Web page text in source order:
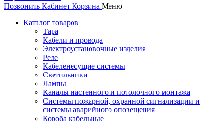
Позвонить Кабинет Корзина Меню
Каталог товаров
Тара
Кабели и провода
Электроустановочные изделия
Реле
Кабеленесущие системы
Светильники
Лампы
Каналы настенного и потолочного монтажа
Системы пожарной, охранной сигнализации и
системы аварийного оповещения
Короба кабельные